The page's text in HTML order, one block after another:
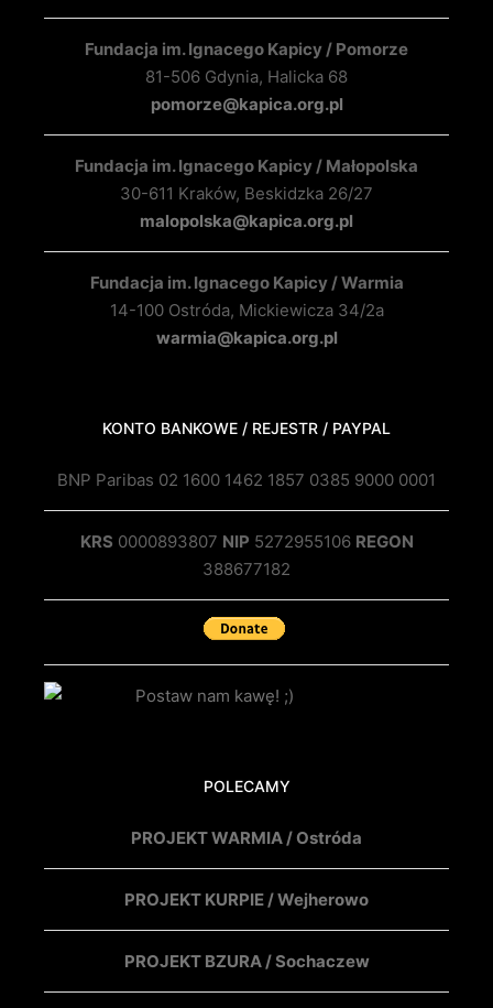
Fundacja im. Ignacego Kapicy / Pomorze
81-506 Gdynia, Halicka 68
pomorze@kapica.org.pl
Fundacja im. Ignacego Kapicy / Małopolska
30-611 Kraków, Beskidzka 26/27
malopolska@kapica.org.pl
Fundacja im. Ignacego Kapicy / Warmia
14-100 Ostróda, Mickiewicza 34/2a
warmia@kapica.org.pl
KONTO BANKOWE / REJESTR / PAYPAL
BNP Paribas 02 1600 1462 1857 0385 9000 0001
KRS 0000893807 NIP 5272955106 REGON
388677182
POLECAMY
PROJEKT WARMIA / Ostróda
PROJEKT KURPIE / Wejherowo
PROJEKT BZURA / Sochaczew